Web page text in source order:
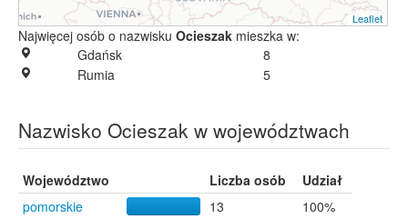
Leaflet
Najwięcej osób o nazwisku Ocieszak mieszka w:
Gdańsk
8
Rumia
5
Nazwisko Ocieszak w województwach
Województwo Liczba osób
Udział
pomorskie
13 100%